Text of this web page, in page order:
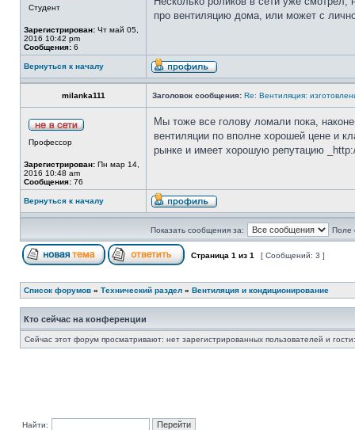
Студент
Зарегистрирован: Чт май 05,
2016 10:42 pm
Сообщения: 6
про вентиляцию дома, или может с
Вернуться к началу
milanka111 Заголовок сообщения: Re: Вентиляция:
Профессор
Зарегистрирован: Пн мар 14,
2016 10:48 am
Сообщения: 76
Мы тоже все голову ломали пока,
вентиляции по вполне хорошей цене и
рынке и имеет хорошую репутацию
Вернуться к началу
Показать сообщения за: Поле
Страница 1 из 1 [ Сообщений: 3 ]
Список форумов » Технический раздел » Вентиляция и кондиционирование
Кто сейчас на конференции
Сейчас этот форум просматривают: нет зарегистрированных пользователей и
Найти: